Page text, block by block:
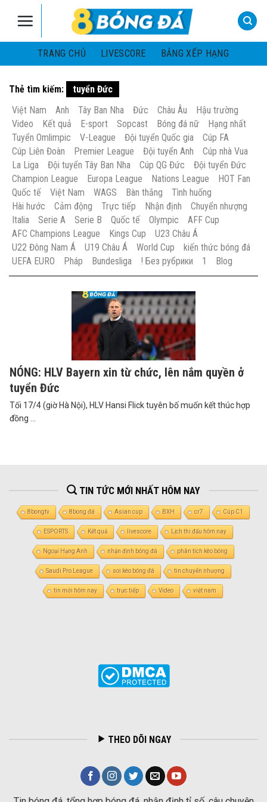
TRANG CHỦ
LIVESCORE BẢNG XẾP HẠNG
Thẻ tìm kiếm:
tuyển Đức
Việt Nam
Anh Tây Ban Nha Đức Châu Âu
Hậu trường
Video
Kết quả E-sport Sopcast Bóng đá nữ
Hạng nhất
Tuyển Omlimpic
V-League Đội tuyển Quốc gia
Cúp FA
Cúp Liên Đoàn
Premier League Đội tuyển Anh
Cúp nhà Vua
La Liga
Đội tuyển Tây Ban Nha Cúp QG Đức
Đội tuyển Đức
Champion League
Europa League Nations League
HOT Fan
Quốc tế
Việt Nam WAGS Bàn thắng
Tình huống
Hài hước
Cảm động Trực tiếp Nhận định
Chuyển nhượng
Italia
Serie A Serie B Quốc tế Olympic
AFF Cup
AFC Champions League
Kings Cup
U23 Châu Á
U22 Đông Nam Á
U19 Châu Á World Cup
kiến thức bóng đá
UEFA EURO
Pháp Bundesliga ! Без рубрики 1 Blog
NÓNG: HLV Bayern xin từ chức, lên nắm quyền ở
tuyển Đức
Tối 17/4 (giờ Hà Nội), HLV Hansi Flick tuyên bố muốn kết thúc hợp
đồng ...
TIN TỨC MỚI NHẤT HÔM NAY
8bongtv 8bong đá Asian cup BXH cr7 Cúp C1
ESPORTS Kết quả livescore Lịch thi đấu hôm nay
Ngoại Hạng Anh nhận định bóng đá phân tích kèo bóng
Saudi Pro League soi kèo bóng đá tin chuyển nhượng
tin mới hôm nay trực tiếp Video việt nam
THEO DÕI NGAY